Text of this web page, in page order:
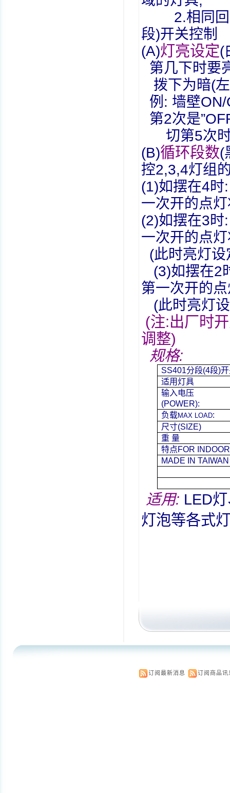
2.相同
段)开关控制
(A)灯亮设定(
第几下时要
拨下为暗(
例 : 墙壁ON/
第2次是
切第5次
(B)循环段数(
控2,3,4灯组
(1)如摆在4时
一次开的点
(2)如摆在3时
一次开的点
(此时亮灯设
(3)如摆在2
第一次开的
(此时亮灯
(注:出厂时
调整)
规格:
SS401分段(4段)
适用灯具
输入电压
(POWER):
负载MAX LOAD:
尺寸(SIZE)
重 量
特点FOR
MADE IN TAIWAN
适用: LED
灯泡等各式
订阅最新消息 订阅商品讯